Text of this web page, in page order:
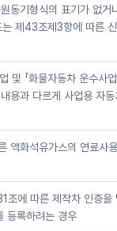
동기형식의 표기가 없거
제43조제3항에 따른
및 「화물자동차 운수사업
용과 다르게 사업용 자동
액화석유가스의 연료사
조에 따른 제작차 인증을
등록하려는 경우